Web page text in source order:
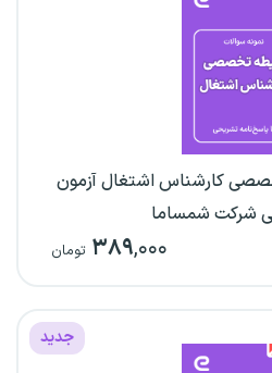
کارشناس اشتغال آزمون
شرکت شمساما
۳۸۹,۰۰۰ تومان
جدید